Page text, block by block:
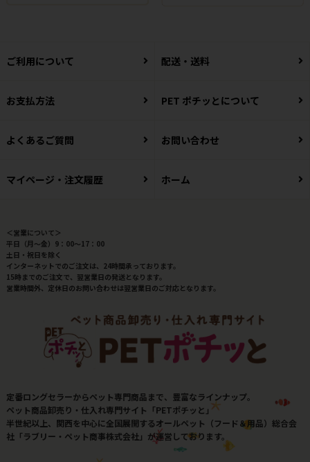
ご利用について 配送・送料
お支払方法 PET ポチッとについて
よくあるご質問 お問い合わせ
マイページ・注文履歴 ホーム
＜営業について＞
平日（月～金）9：00～17：00
土日・祝日を除く
インターネットでのご注文は、24時間承っております。
15時までのご注文で、翌営業日の発送となります。
営業時間外、定休日のお問い合わせは翌営業日のご対応となります。
定番ロングセラーからペット専門商品まで、豊富なラインナップ。
ペット商品卸売り・仕入れ専門サイト「PETポチッと」
半世紀以上、関西を中心に全国展開するオールペット（フード＆用品）総合会
社「ラブリー・ペット商事株式会社」が運営しております。